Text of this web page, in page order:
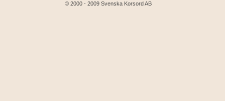
© 2000 - 2009 Svenska Korsord AB